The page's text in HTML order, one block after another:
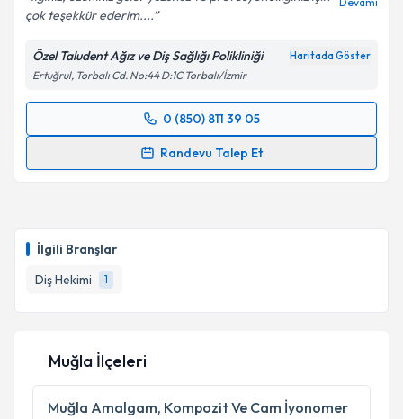
İlgili Branşlar
Diş Hekimi
1
kapsamda işlenmesini kabul ediyorum.
Takvim Talebini Gönder
çok teşekkür ederim....
Özel Taludent Ağız ve Diş Sağlığı Polikliniği Haritada Göster
Ertuğrul, Torbalı Cd. No:44 D:1C Torbalı/İzmir
0 (850) 811 39 05
Randevu Talep Et
Randevu Takvimi Talebi
bilgilendireceğiz.
E-posta Adresiniz
Kişisel verilerimin işlenmesine ilişkin
Metni'ni okudum ve kişisel verilerimin belirtilen
kapsamda işlenmesini kabul ediyorum.
Muğla İlçeleri
Muğla Amalgam, Kompozit Ve Cam İyonomer